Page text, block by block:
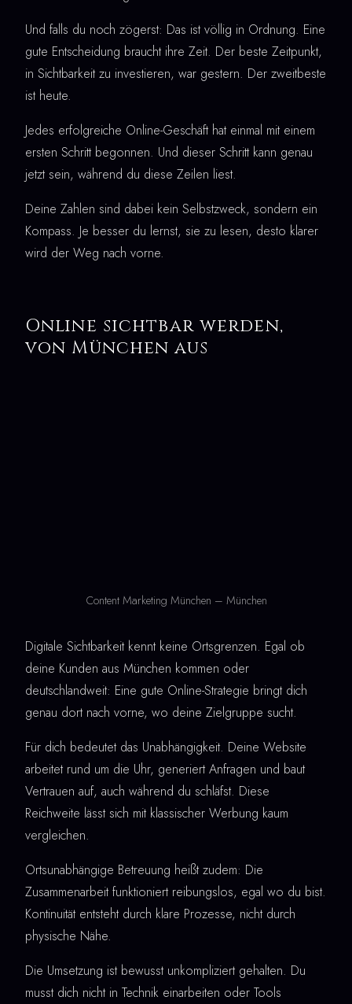
Und falls du noch zögerst: Das ist völlig in Ordnung. Eine
gute Entscheidung braucht ihre Zeit. Der beste Zeitpunkt,
in Sichtbarkeit zu investieren, war gestern. Der zweitbeste
ist heute.
Jedes erfolgreiche Online-Geschäft hat einmal mit einem
ersten Schritt begonnen. Und dieser Schritt kann genau
jetzt sein, während du diese Zeilen liest.
Deine Zahlen sind dabei kein Selbstzweck, sondern ein
Kompass. Je besser du lernst, sie zu lesen, desto klarer
wird der Weg nach vorne.
Online sichtbar werden,
von München aus
Content Marketing München – München
Digitale Sichtbarkeit kennt keine Ortsgrenzen. Egal ob
deine Kunden aus München kommen oder
deutschlandweit: Eine gute Online-Strategie bringt dich
genau dort nach vorne, wo deine Zielgruppe sucht.
Für dich bedeutet das Unabhängigkeit. Deine Website
arbeitet rund um die Uhr, generiert Anfragen und baut
Vertrauen auf, auch während du schläfst. Diese
Reichweite lässt sich mit klassischer Werbung kaum
vergleichen.
Ortsunabhängige Betreuung heißt zudem: Die
Zusammenarbeit funktioniert reibungslos, egal wo du bist.
Kontinuität entsteht durch klare Prozesse, nicht durch
physische Nähe.
Die Umsetzung ist bewusst unkompliziert gehalten. Du
musst dich nicht in Technik einarbeiten oder Tools